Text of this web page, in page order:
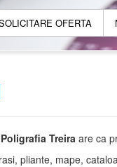
OFERTA
Poligrafia Treira are ca
pliante, mape,